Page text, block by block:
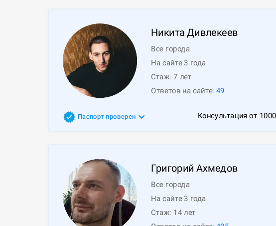
Никита Дивлекеев
Все города
На сайте 3 года
Стаж:7 лет
Ответов на сайте: 49
Паспорт проверен Консультация от 1000
Григорий Ахмедов
Все города
На сайте 3 года
Стаж: 14 лет